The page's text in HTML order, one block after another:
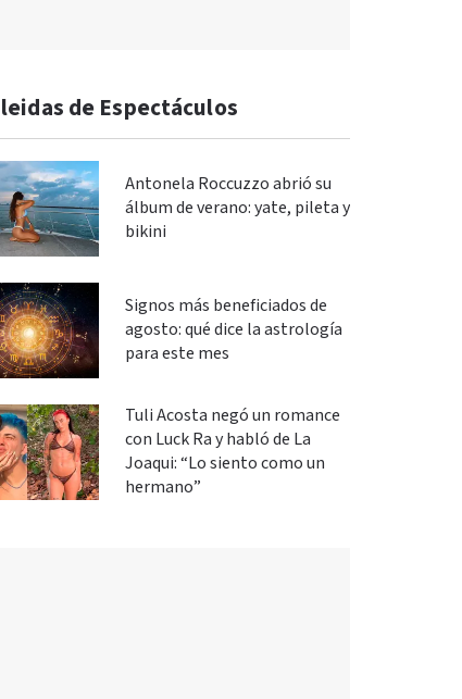
leidas de Espectáculos
Antonela Roccuzzo abrió su
álbum de verano: yate, pileta y
bikini
Signos más beneficiados de
agosto: qué dice la astrología
para este mes
Tuli Acosta negó un romance
con Luck Ra y habló de La
Joaqui: “Lo siento como un
hermano”